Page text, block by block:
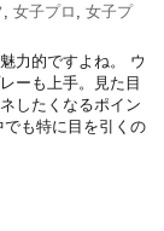
女子プロ
女子プ
力的ですよね。 ウ
ーも上手。見た目
したくなるポイン
でも特に目を引くの